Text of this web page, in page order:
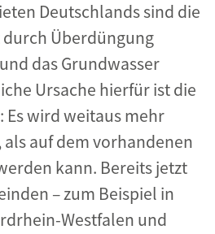
Deutschlands sind die
Überdüngung
das Grundwasser
Ursache hierfür ist die
Es wird weitaus mehr
auf dem vorhandenen
kann. Bereits jetzt
– zum Beispiel in
Westfalen und